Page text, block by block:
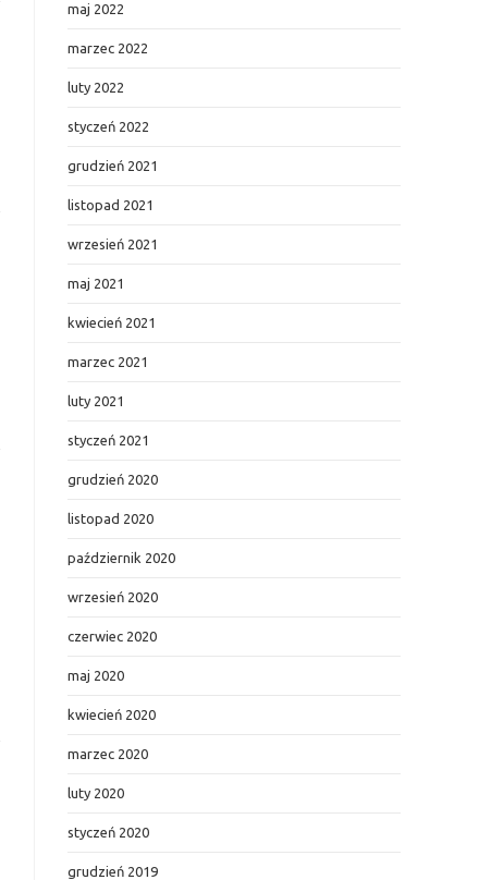
maj 2022
marzec 2022
luty 2022
styczeń 2022
grudzień 2021
listopad 2021
wrzesień 2021
maj 2021
kwiecień 2021
marzec 2021
luty 2021
styczeń 2021
grudzień 2020
listopad 2020
październik 2020
wrzesień 2020
czerwiec 2020
maj 2020
kwiecień 2020
marzec 2020
luty 2020
styczeń 2020
grudzień 2019